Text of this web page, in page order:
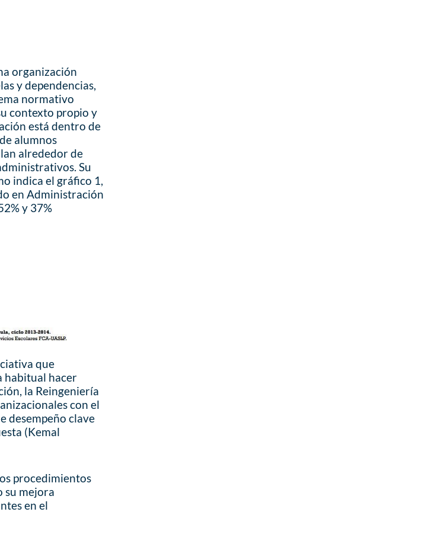
organización
y dependencias,
normativo
contexto propio y
está dentro de
alumnos
alrededor de
Su
indica el gráfico 1,
en Administración
y 37%
que
habitual hacer
la Reingeniería
con el
desempeño clave
(Kemal
procedimientos
su mejora
en el